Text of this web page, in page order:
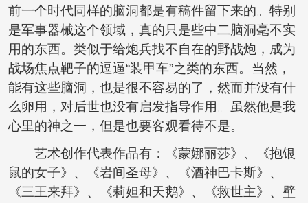
前一个时代同样的脑洞都是有稿件留下来的。特别
是军事器械这个领域，真的只是些中二脑洞毫不实
用的东西。类似于给炮兵找不自在的野战炮，成为
战场焦点靶子的逗逼“装甲车”之类的东西。当然，
能有这些脑洞，也是很不容易的了，然而并没有什
么卵用，对后世也没有启发指导作用。虽然他是我
心里的神之一，但是也要客观看待不是。
艺术创作代表作品有：《蒙娜丽莎》、《抱银
鼠的女子》、《岩间圣母》、《酒神巴卡斯》、
《三王来拜》、《莉妲和天鹅》、《救世主》、壁